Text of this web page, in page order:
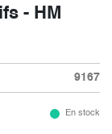
- HM
9167
En stock